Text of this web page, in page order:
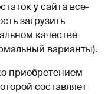
у сайта все-
загрузить
качестве
варианты).
приобретением
составляет